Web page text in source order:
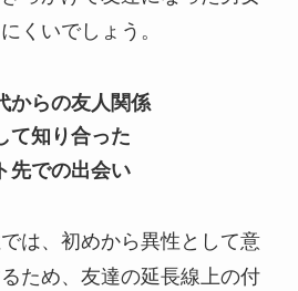
くいでしょう。
からの友人関係
て知り合った
先での出会い
は、初めから異性として意
ため、友達の延長線上の付